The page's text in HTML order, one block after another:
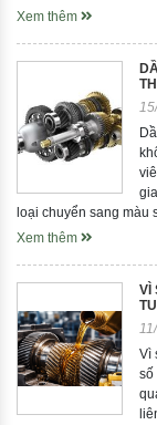
Xem thêm
loại chuyển sang
Xem thêm
VÌ
Vì